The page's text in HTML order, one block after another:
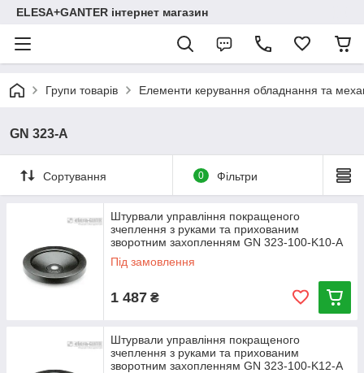
ELESA+GANTER інтернет магазин
Групи товарів Елементи керування обладнання та
GN 323-A
Сортування 0 Фільтри
Штурвали управління покращеного
зчеплення з руками та прихованим
зворотним захопленням GN 323-100-K10-A
Під замовлення
1 487 ₴
Штурвали управління покращеного
зчеплення з руками та прихованим
зворотним захопленням GN 323-100-K12-A